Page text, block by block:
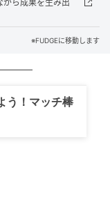
体像を意識する
考えすぎて動け
がら成果を生み出
※FUDGEに移動します
う！マッチ棒